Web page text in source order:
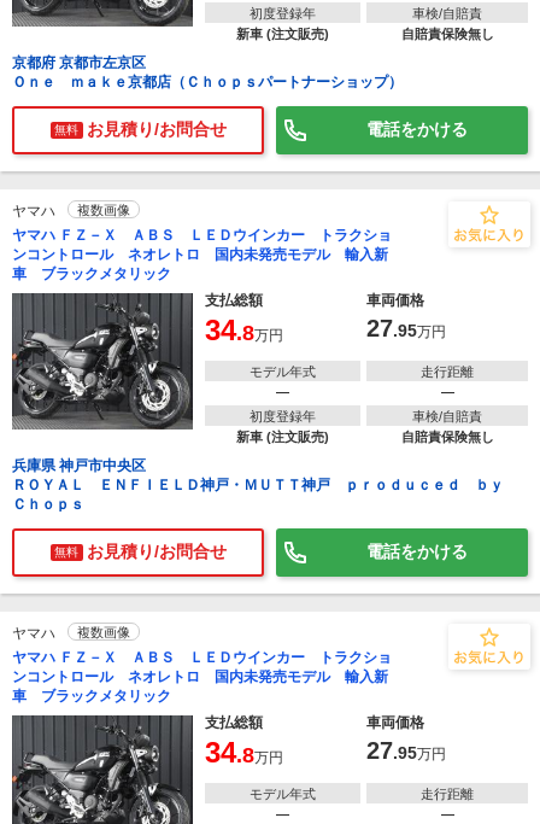
初度登録年
新車 (注文販売)
車検/自賠責
自賠責保険無し
京都府 京都市左京区
Ｏｎｅ ｍａｋｅ京都店（Ｃｈｏｐｓパートナーショップ）
無料 お見積り/お問合せ 電話をかける
ヤマハ 複数画像
ヤマハ ＦＺ－Ｘ ＡＢＳ ＬＥＤウインカー トラクショ
ンコントロール ネオレトロ 国内未発売モデル 輸入新
車 ブラックメタリック
支払総額
車両価格
34.8万円 27.95万円
モデル年式
―
走行距離
―
初度登録年
新車 (注文販売)
車検/自賠責
自賠責保険無し
兵庫県 神戸市中央区
ＲＯＹＡＬ ＥＮＦＩＥＬＤ神戸・ＭＵＴＴ神戸 ｐｒｏｄｕｃｅｄ ｂｙ
Ｃｈｏｐｓ
無料 お見積り/お問合せ 電話をかける
ヤマハ 複数画像
ヤマハ ＦＺ－Ｘ ＡＢＳ ＬＥＤウインカー トラクショ
ンコントロール ネオレトロ 国内未発売モデル 輸入新
車 ブラックメタリック
支払総額
車両価格
34.8万円 27.95万円
モデル年式
―
走行距離
―